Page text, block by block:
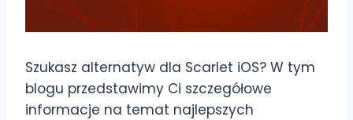
Szukasz alternatyw dla Scarlet iOS? W tym
blogu przedstawimy Ci szczegółowe
informacje na temat najlepszych